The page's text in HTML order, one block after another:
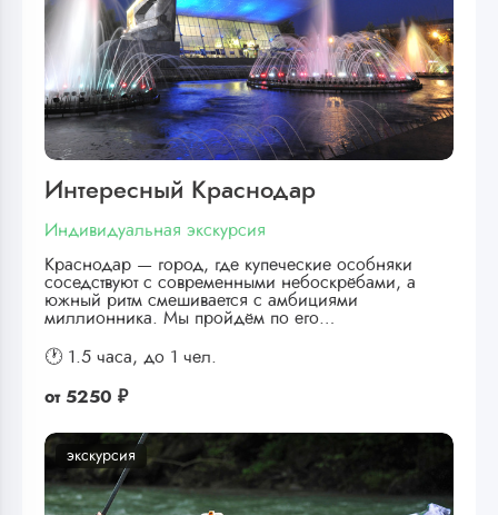
Интересный Краснодар
Индивидуальная экскурсия
Краснодар — город, где купеческие особняки
соседствуют с современными небоскрёбами, а
южный ритм смешивается с амбициями
миллионника. Мы пройдём по его…
🕐 1.5 часа, до 1 чел.
от 5250 ₽
экскурсия